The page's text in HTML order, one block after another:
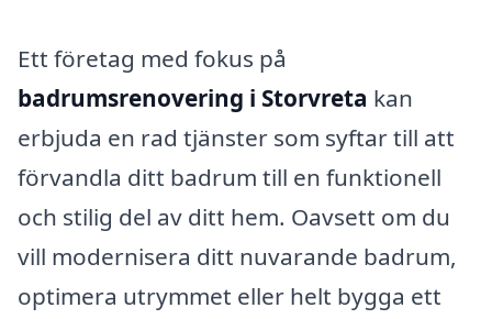
Ett företag med fokus på
badrumsrenovering i Storvreta kan
erbjuda en rad tjänster som syftar till att
förvandla ditt badrum till en funktionell
och stilig del av ditt hem. Oavsett om du
vill modernisera ditt nuvarande badrum,
optimera utrymmet eller helt bygga ett